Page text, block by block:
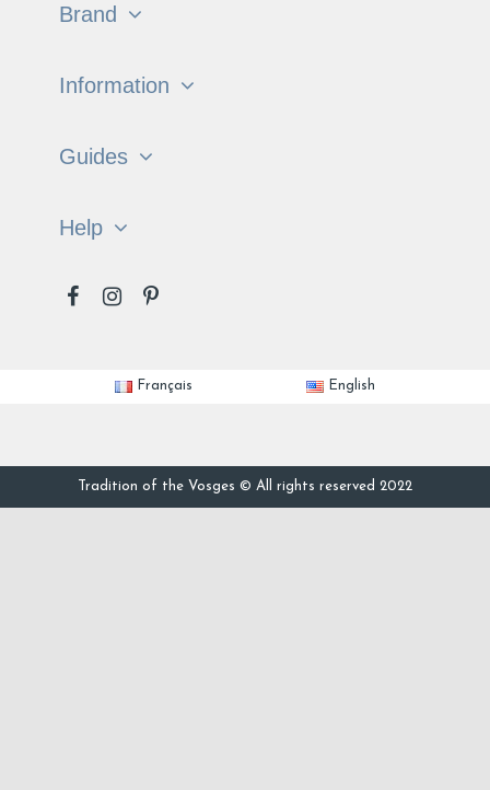
Brand
Information
Guides
Help
Français English
Tradition of the Vosges © All rights reserved 2022